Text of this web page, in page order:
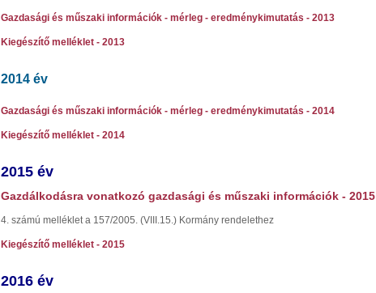
Gazdasági és műszaki információk - mérleg - eredménykimutatás - 2013
Kiegészítő melléklet - 2013
2014 év
Gazdasági és műszaki információk - mérleg - eredménykimutatás - 2014
Kiegészítő melléklet - 2014
2015 év
Gazdálkodásra vonatkozó gazdasági és műszaki információk - 2015
4. számú melléklet a 157/2005. (VIII.15.) Kormány rendelethez
Kiegészítő melléklet - 2015
2016 év